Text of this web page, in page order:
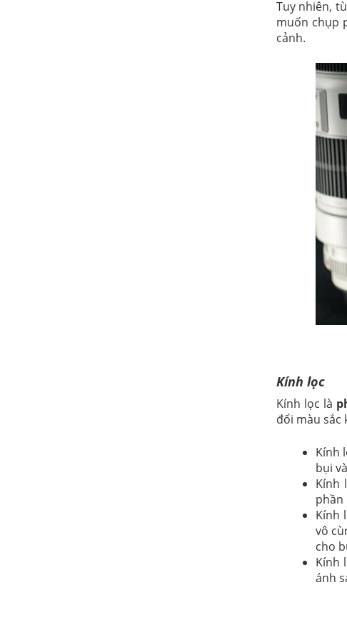
Tuy nhiên,
muốn chụp
cảnh.
Kính lọc
Kính lọc là
đổi màu sắc
Kính
bụi
Kính
phần
Kính
vô
cho
Kính
ánh